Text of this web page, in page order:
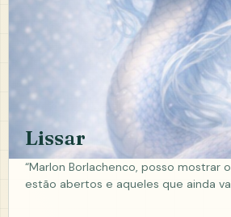
Lissar
“Marlon Borlachenco, posso mostrar
estão abertos e aqueles que ainda